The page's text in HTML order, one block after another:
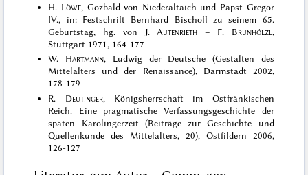
H. Löwe, Gozbald von Niederaltaich und Papst Gregor
IV., in: Festschrift Bernhard Bischoff zu seinem 65.
Geburtstag, hg. von J.Autenrieth – F. Brunhölzl ,
Stuttgart 1971, 164-177
W. Hartmann, Ludwig der Deutsche (Gestalten des
Mittelalters und der Renaissance), Darmstadt 2002,
178-179
R. Deutinger, Königsherrschaft im Ostfränkischen
Reich. Eine pragmatische Verfassungsgeschichte der
späten Karolingerzeit (Beiträge zur Geschichte und
Quellenkunde des Mittelalters, 20), Ostfildern 2006,
126-127